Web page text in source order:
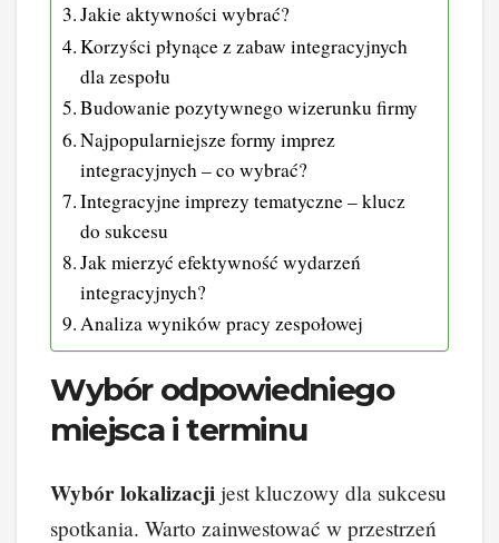
Jakie aktywności wybrać?
Korzyści płynące z zabaw integracyjnych
dla zespołu
Budowanie pozytywnego wizerunku firmy
Najpopularniejsze formy imprez
integracyjnych – co wybrać?
Integracyjne imprezy tematyczne – klucz
do sukcesu
Jak mierzyć efektywność wydarzeń
integracyjnych?
Analiza wyników pracy zespołowej
Wybór odpowiedniego
miejsca i terminu
Wybór lokalizacji jest kluczowy dla sukcesu
spotkania. Warto zainwestować w przestrzeń